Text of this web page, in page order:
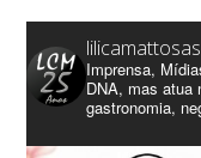
Imprensa,
DNA, mas atua
gastronomia,